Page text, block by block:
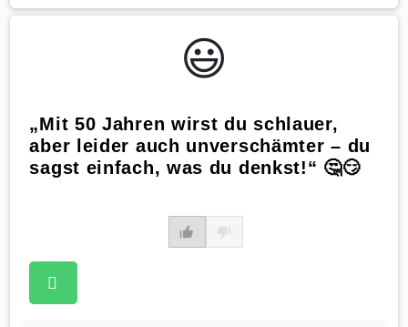
😃️
„Mit 50 Jahren wirst du schlauer,
aber leider auch unverschämter – du
sagst einfach, was du denkst!“ 🤔😏